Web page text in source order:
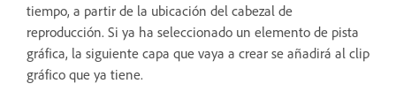
tiempo, a partir de la ubicación del cabezal de
reproducción. Si ya ha seleccionado un elemento de pista
gráfica, la siguiente capa que vaya a crear se añadirá al clip
gráfico que ya tiene.